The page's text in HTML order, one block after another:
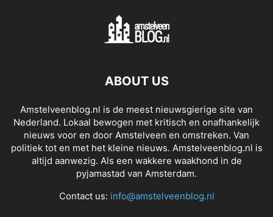
ABOUT US
Amstelveenblog.nl is de meest nieuwsgierige site van
Nederland. Lokaal bewogen met kritisch en onafhankelijk
nieuws voor en door Amstelveen en omstreken. Van
politiek tot en met het kleine nieuws. Amstelveenblog.nl is
altijd aanwezig. Als een wakkere waakhond in de
pyjamastad van Amsterdam.
Contact us: info@amstelveenblog.nl